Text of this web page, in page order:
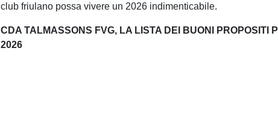
club friulano possa vivere un 2026 indimenticabile.
CDA TALMASSONS FVG, LA LISTA DEI BUONI PROPOSITI
2026